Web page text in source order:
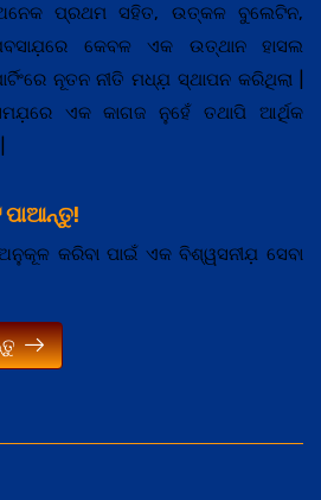
ପ୍ରଥମ ସହିତ, ଉତ୍କଳ ବୁଲେଟିନ,
କେବଳ ଏକ ଉତ୍ଥାନ ହାସଲ
ନୂତନ ନୀତି ମଧ୍ଯ଼ ସ୍ଥାପନ କରିଥିଲା |
ଏକ କାଗଜ ନୁହେଁ ତଥାପି ଆର୍ଥିକ
ପାଆନ୍ତୁ!
କରିବା ପାଇଁ ଏକ ବିଶ୍ୱସନୀଯ଼ ସେବା